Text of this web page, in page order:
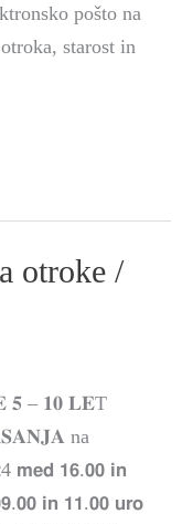
pošto na
starost in
otroke /
– 𝟏𝟎 𝐋𝐄T
na
𝗺𝗲𝗱 𝟭𝟲.𝟬𝟬 𝗶𝗻
𝗶𝗻 𝟭𝟭.𝟬𝟬 𝘂𝗿𝗼